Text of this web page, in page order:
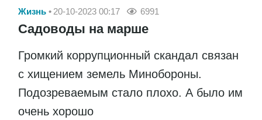
Жизнь 20-10-2023 00:17 6991
Садоводы на марше
Громкий коррупционный скандал связан
с хищением земель Минобороны.
Подозреваемым стало плохо. А было им
очень хорошо